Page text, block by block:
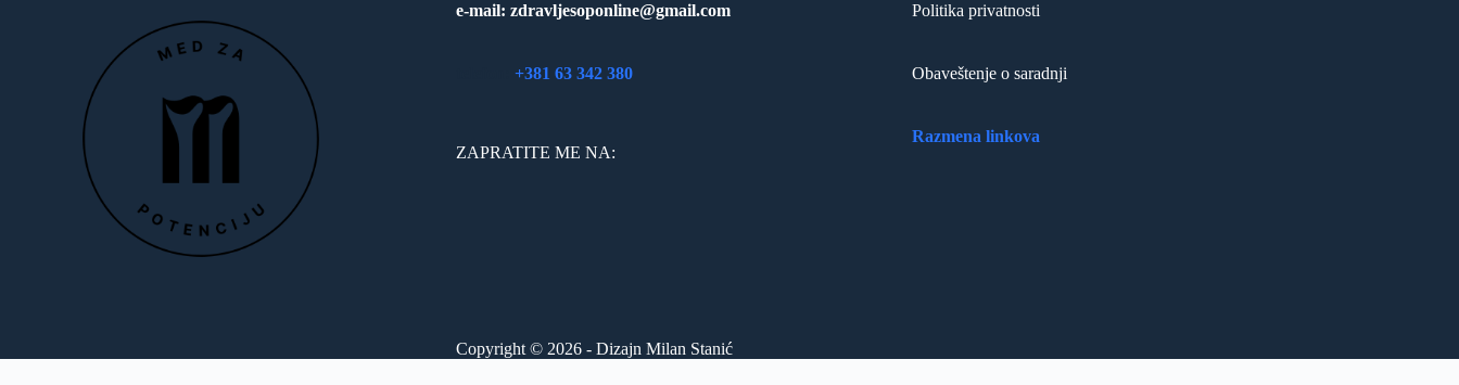
e-mail: zdravljesoponline@gmail.com
+381 63 342 380
ZAPRATITE ME NA:
Politika privatnosti
Obaveštenje o saradnji
Razmena linkova
Copyright © 2026 - Dizajn Milan Stanić